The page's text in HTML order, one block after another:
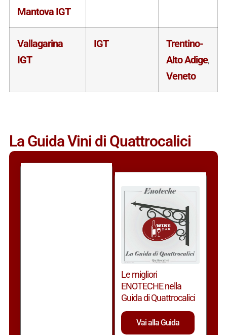
Mantova IGT
Vallagarina
IGT
IGT
Trentino-
Alto Adige,
Veneto
La Guida Vini di Quattrocalici
Le migliori
ENOTECHE nella
Guida di Quattrocalici
Vai alla Guida